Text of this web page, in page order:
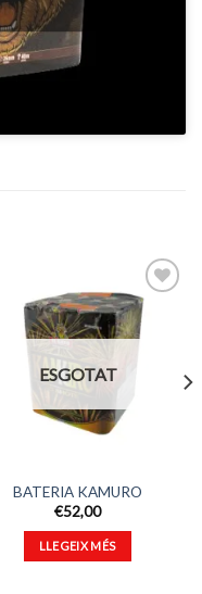
ESGOTAT
BATERIA KAMURO
€52,00
LLEGEIX MÉS